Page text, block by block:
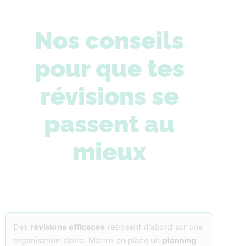
Nos conseils
pour que tes
révisions se
passent au
mieux
Des révisions efficaces reposent d’abord sur une
organisation claire. Mettre en place un planning